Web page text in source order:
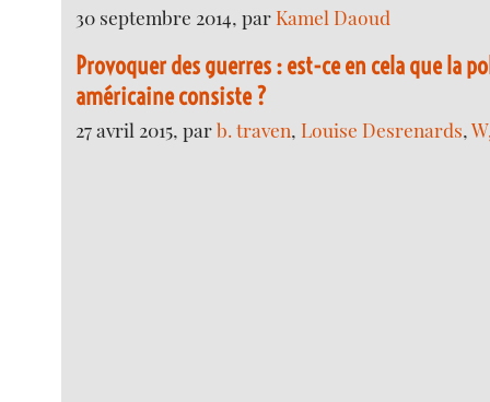
30 septembre 2014, parKamel Daoud
Provoquer des guerres : est-ce en cela que la
américaine consiste ?
27 avril 2015, parb. traven,Louise Desrenards,